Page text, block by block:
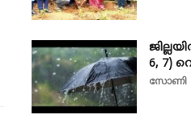
6, 7)
സോണി